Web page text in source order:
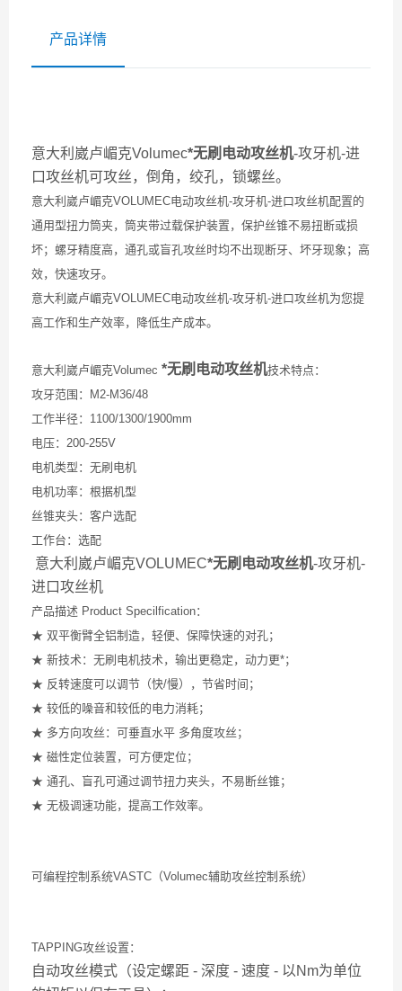
产品详情
意大利崴卢嵋克Volumec*无刷电动攻丝机-攻牙机-进
口攻丝机可攻丝，倒角，绞孔，锁螺丝。
意大利崴卢嵋克VOLUMEC电动攻丝机-攻牙机-进口攻丝机配置的
通用型扭力筒夹，筒夹带过载保护装置，保护丝锥不易扭断或损
坏；螺牙精度高，通孔或盲孔攻丝时均不出现断牙、坏牙现象；高
效，快速攻牙。
意大利崴卢嵋克VOLUMEC电动攻丝机-攻牙机-进口攻丝机为您提
高工作和生产效率，降低生产成本。
意大利崴卢嵋克Volumec *无刷电动攻丝机技术特点：
攻牙范围：M2-M36/48
工作半径：1100/1300/1900mm
电压：200-255V
电机类型：无刷电机
电机功率：根据机型
丝锥夹头：客户选配
工作台：选配
意大利崴卢嵋克VOLUMEC*无刷电动攻丝机-攻牙机-
进口攻丝机
产品描述 Product Specilfication：
★ 双平衡臂全铝制造，轻便、保障快速的对孔；
★ 新技术：无刷电机技术，输出更稳定，动力更*；
★ 反转速度可以调节（快/慢），节省时间；
★ 较低的噪音和较低的电力消耗；
★ 多方向攻丝：可垂直水平 多角度攻丝；
★ 磁性定位装置，可方便定位；
★ 通孔、盲孔可通过调节扭力夹头，不易断丝锥；
★ 无极调速功能，提高工作效率。
可编程控制系统VASTC（Volumec辅助攻丝控制系统）
TAPPING攻丝设置：
自动攻丝模式（设定螺距 - 深度 - 速度 - 以Nm为单位